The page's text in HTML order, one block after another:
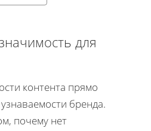
для
контента прямо
бренда.
почему нет